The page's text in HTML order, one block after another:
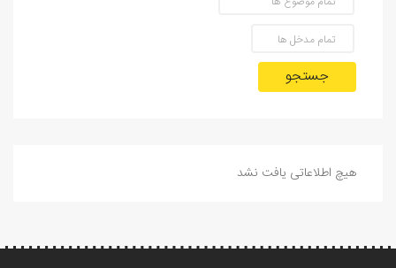
جستجو
هیچ اطلاعاتی یافت نشد